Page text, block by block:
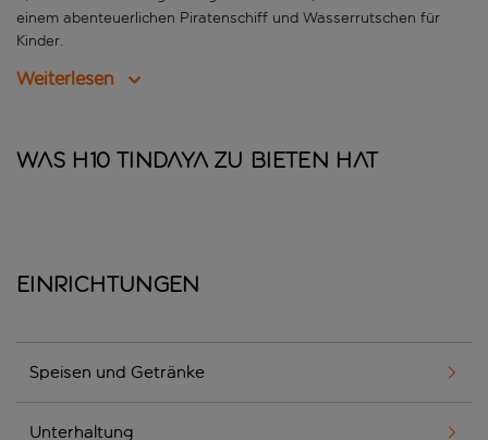
einem abenteuerlichen Piratenschiff und Wasserrutschen für
Kinder.
Weiterlesen
Was H10 Tindaya zu bieten hat
Einrichtungen
Speisen und Getränke
Unterhaltung